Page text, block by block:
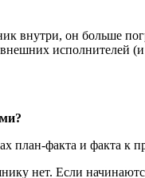
внутри, он больше
исполнителей
план-факта и факта к
нет. Если